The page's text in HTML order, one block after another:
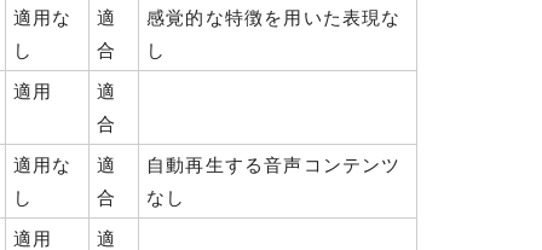
適用な
し
適
合
感覚的な特徴を用いた表現な
し
適用
適
合
適用な
し
適
合
自動再生する音声コンテンツ
なし
適用
適